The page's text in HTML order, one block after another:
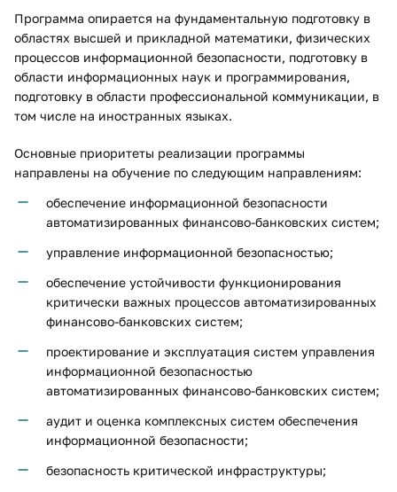
Программа опирается на фундаментальную подготовку в
областях высшей и прикладной математики, физических
процессов информационной безопасности, подготовку в
области информационных наук и программирования,
подготовку в области профессиональной коммуникации, в
том числе на иностранных языках.
Основные приоритеты реализации программы
направлены на обучение по следующим направлениям:
обеспечение информационной безопасности
автоматизированных финансово-банковских систем;
управление информационной безопасностью;
обеспечение устойчивости функционирования
критически важных процессов автоматизированных
финансово-банковских систем;
проектирование и эксплуатация систем управления
информационной безопасностью
автоматизированных финансово-банковских систем;
аудит и оценка комплексных систем обеспечения
информационной безопасности;
безопасность критической инфраструктуры;